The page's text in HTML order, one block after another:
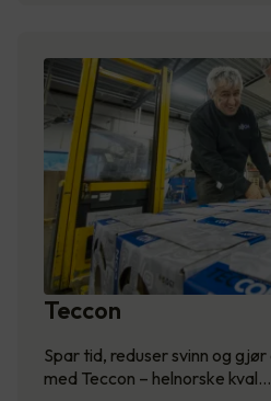
Teccon
Spar tid, reduser svinn og
med Teccon – helnorske kval…